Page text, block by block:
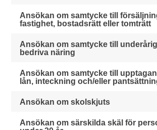
Ansökan om samtycke till
fastighet, bostadsrätt eller tomträtt
Ansökan om samtycke till
bedriva näring
Ansökan om samtycke till
lån, inteckning och/eller
Ansökan om skolskjuts
Ansökan om särskilda skäl för